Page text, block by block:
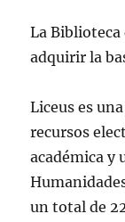
La Biblioteca
adquirir la
Liceus es
recursos
académica y
un total de